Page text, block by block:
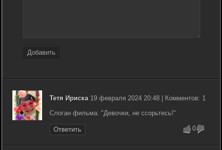
Добавить
Тетя Ириска19 февраля 2024 20:48 | Комментов: 1
Слоган фильма: "Девочки, не ссорьтесь!"
Ответить 0